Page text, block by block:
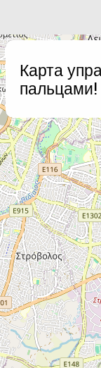
Карта
пальцами!
−